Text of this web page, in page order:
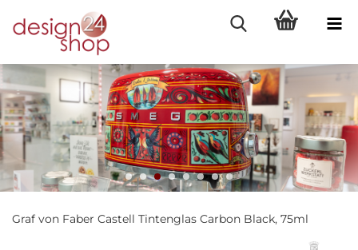
Graf von Faber Castell Tintenglas Carbon Black, 75ml